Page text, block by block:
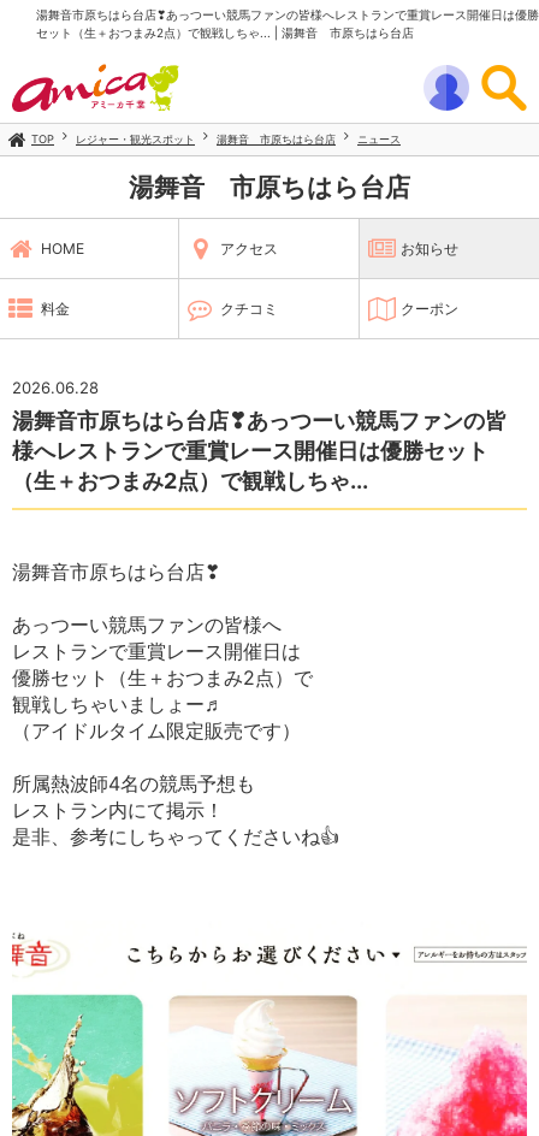
湯舞音市原ちはら台店❣あっつーい競馬ファンの皆様へレストランで重賞レース開催日は優勝
セット（生＋おつまみ2点）で観戦しちゃ... | 湯舞音 市原ちはら台店
TOP レジャー・観光スポット 湯舞音 市原ちはら台店 ニュース
湯舞音 市原ちはら台店
HOME アクセス お知らせ
料金 クチコミ クーポン
2026.06.28
湯舞音市原ちはら台店❣あっつーい競馬ファンの皆
様へレストランで重賞レース開催日は優勝セット
（生＋おつまみ2点）で観戦しちゃ...
湯舞音市原ちはら台店❣
あっつーい競馬ファンの皆様へ
レストランで重賞レース開催日は
優勝セット（生＋おつまみ2点）で
観戦しちゃいましょー♬
（アイドルタイム限定販売です）
所属熱波師4名の競馬予想も
レストラン内にて掲示！
是非、参考にしちゃってくださいね👍